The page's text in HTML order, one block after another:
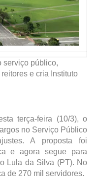
serviço público,
e cria Instituto
terça-feira (10/3), o
no Serviço Público
A proposta foi
e agora segue para
Lula da Silva (PT). No
de 270 mil servidores.